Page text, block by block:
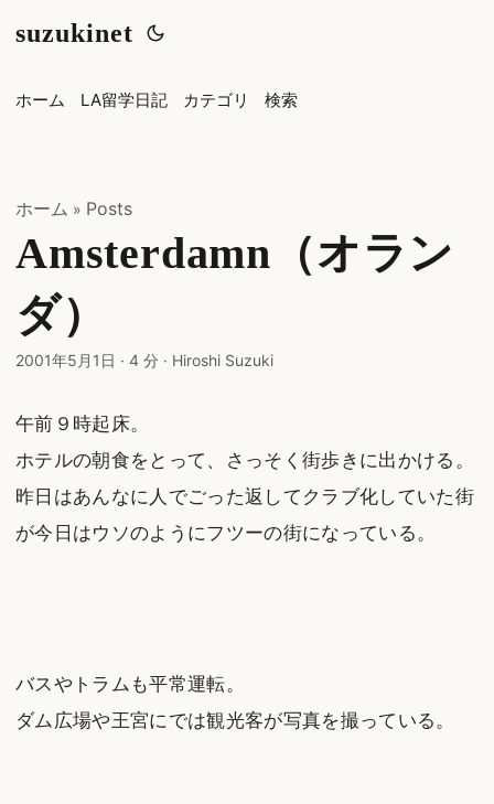
suzukinet
ホーム LA留学日記 カテゴリ 検索
ホーム » Posts
Amsterdamn（オラン
ダ）
2001年5月1日 · 4 分 · Hiroshi Suzuki
午前９時起床。
ホテルの朝食をとって、さっそく街歩きに出かける。
昨日はあんなに人でごった返してクラブ化していた街
が今日はウソのようにフツーの街になっている。
バスやトラムも平常運転。
ダム広場や王宮にでは観光客が写真を撮っている。